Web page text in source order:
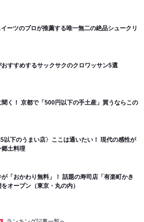
ーツのプロが推薦する唯一無二の絶品シュークリ
すすめするサックサクのクロワッサン5選
く！ 京都で「500円以下の手土産」買うならこの
以下のうまい店〉ここは通いたい！ 現代の感性が
郷土料理
「おかわり無料」！ 話題の寿司店「有楽町かき
オープン（東京・丸の内）